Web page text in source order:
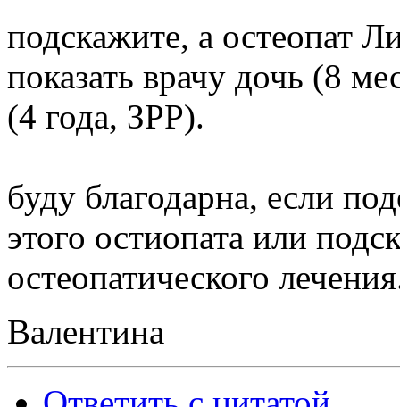
подскажите, а остеопат
показать врачу дочь (8
(4 года, ЗРР).
буду благодарна, если
этого остиопата или
остеопатического
Валентина